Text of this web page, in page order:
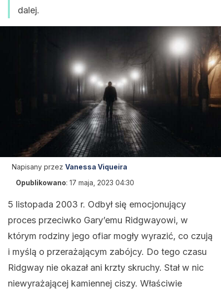
dalej.
Napisany przez Vanessa Viqueira
Opublikowano: 17 maja, 2023 04:30
5 listopada 2003 r. Odbył się emocjonujący
proces przeciwko Gary’emu Ridgwayowi, w
którym rodziny jego ofiar mogły wyrazić, co czują
i myślą o przerażającym zabójcy. Do tego czasu
Ridgway nie okazał ani krzty skruchy. Stał w nic
niewyrażającej kamiennej ciszy. Właściwie